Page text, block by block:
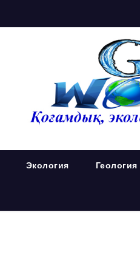
Экология Геология